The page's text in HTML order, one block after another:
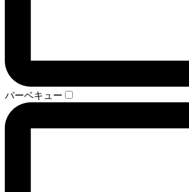
バーベキュー